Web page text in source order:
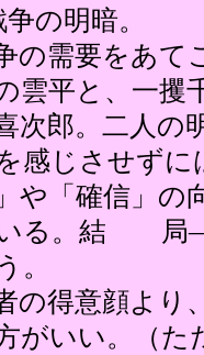
の明暗。
需要をあてこ
雲平と、一
次郎。二人の
感じさせず
や「確信」
る。結 局―
。
得意顔より、
がいい。（